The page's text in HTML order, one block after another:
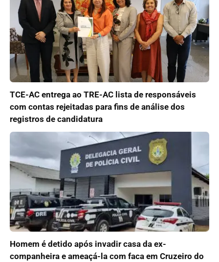
TCE-AC entrega ao TRE-AC lista de responsáveis
com contas rejeitadas para fins de análise dos
registros de candidatura
Homem é detido após invadir casa da ex-
companheira e ameaçá-la com faca em Cruzeiro do